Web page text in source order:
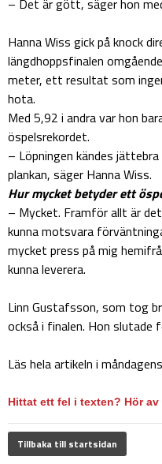
Hanna Wiss gick på knock
längdhoppsfinalen
meter, ett resultat som
hota.
Med 5,92 i andra var hon
öspelsrekordet.
– Löpningen kändes
plankan, säger Hanna Wiss.
Hur mycket betyder ett
– Mycket. Framför allt är
kunna motsvara
mycket press på mig
kunna leverera.
Linn Gustafsson, som tog
också i finalen. Hon slutade
Läs hela artikeln i
Hittat ett fel i texten? Hör av
Tillbaka till startsidan